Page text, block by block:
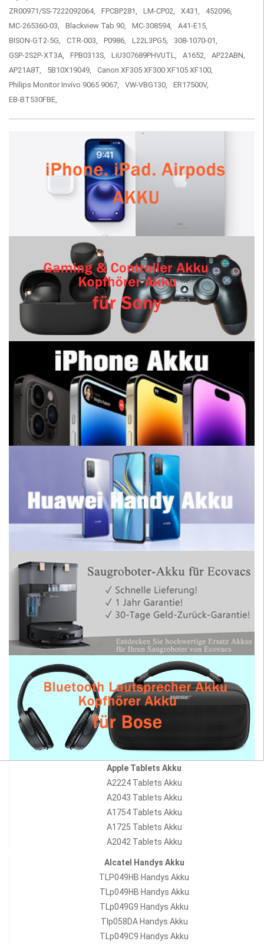
ZR00971/SS-7222092064,
FPCBP281, LM-CP02, X431,
452096,
MC-265360-03,
Blackview Tab 90, MC-308594,
A41-E15,
BISON-GT2-5G,
CTR-003, P0986, L22L3PG5,
308-1070-01,
GSP-2S2P-XT3A,
FPB0313S, LiU307689PHVUTL, A1652,
AP22ABN,
AP21A8T,
5B10X19049,
Canon XF305 XF300 XF105 XF100,
Philips Monitor Invivo 9065 9067,
VW-VBG130,
ER17500V,
EB-BT530FBE,
Apple Tablets Akku
A2224 Tablets Akku
A2043 Tablets Akku
A1754 Tablets Akku
A1725 Tablets Akku
A2042 Tablets Akku
Alcatel Handys Akku
TLP049HB Handys Akku
TLp049HB Handys Akku
TLp049G9 Handys Akku
Tlp058DA Handys Akku
TLp049C9 Handys Akku